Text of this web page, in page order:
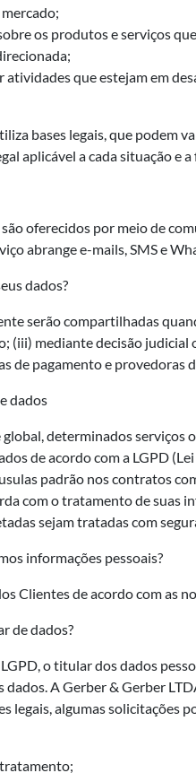
os produtos e serviços
atividades que estejam em
bases legais, que podem
aplicável a cada situação e
oferecidos por meio de
abrange e-mails, SMS e
dados?
serão compartilhadas
(iii) mediante decisão
de pagamento e provedoras
dados
determinados serviços
de acordo com a LGPD
padrão nos contratos
com o tratamento de suas
sejam tratadas com
informações pessoais?
Clientes de acordo com as
de dados?
o titular dos dados
dados. A Gerber & Gerber
legais, algumas solicitações